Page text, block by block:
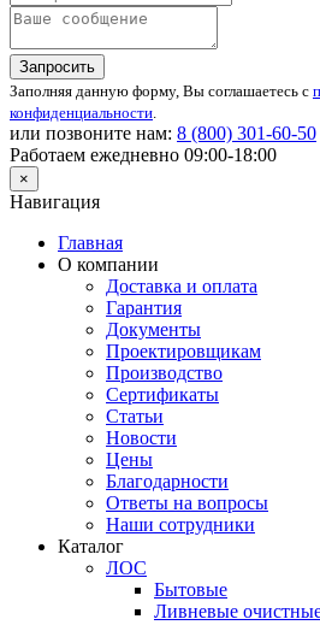
Запросить
Заполняя данную форму, Вы соглашаетесь с
конфиденциальности.
или позвоните нам: 8 (800) 301-60-50
Работаем ежедневно 09:00-18:00
×
Навигация
Главная
О компании
Доставка и оплата
Гарантия
Документы
Проектировщикам
Производство
Сертификаты
Статьи
Новости
Цены
Благодарности
Ответы на вопросы
Наши сотрудники
Каталог
ЛОС
Бытовые
Ливневые